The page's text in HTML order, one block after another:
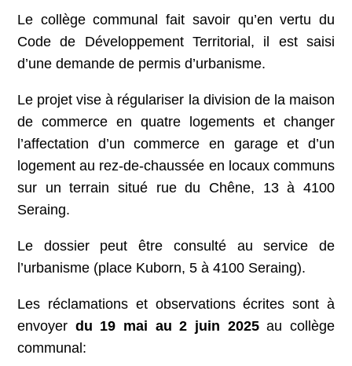
Le collège communal fait savoir qu’en vertu du
Code de Développement Territorial, il est saisi
d’une demande de permis d’urbanisme.
Le projet vise à régulariser la division de la maison
de commerce en quatre logements et changer
l’affectation d’un commerce en garage et d’un
logement au rez-de-chaussée en locaux communs
sur un terrain situé rue du Chêne, 13 à 4100
Seraing.
Le dossier peut être consulté au service de
l’urbanisme (place Kuborn, 5 à 4100 Seraing).
Les réclamations et observations écrites sont à
envoyer du 19 mai au 2 juin 2025au collège
communal: